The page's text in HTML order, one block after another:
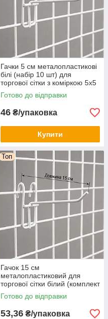
Гачки 5 см металопластикові
білі (набір 10 шт) для
торгової сітки з коміркою 5х5
см
Готово до відправки
46 ₴/упаковка
Купити
Топ
Гачок 15 см
металопластиковий для
торгової сітки білий (комплект
10 шт.) для комірки 5х5 см
Готово до відправки
53,36 ₴/упаковка